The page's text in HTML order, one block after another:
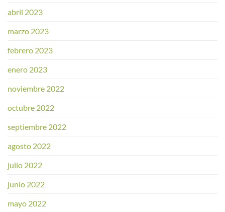
abril 2023
marzo 2023
febrero 2023
enero 2023
noviembre 2022
octubre 2022
septiembre 2022
agosto 2022
julio 2022
junio 2022
mayo 2022